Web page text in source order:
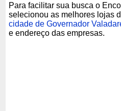
Para facilitar sua busca o
selecionou as melhores lojas
cidade de Governador
e endereço das empresas.